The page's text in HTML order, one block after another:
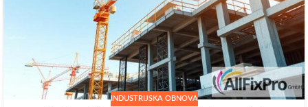
INDUSTRIJSKA OBNOVA